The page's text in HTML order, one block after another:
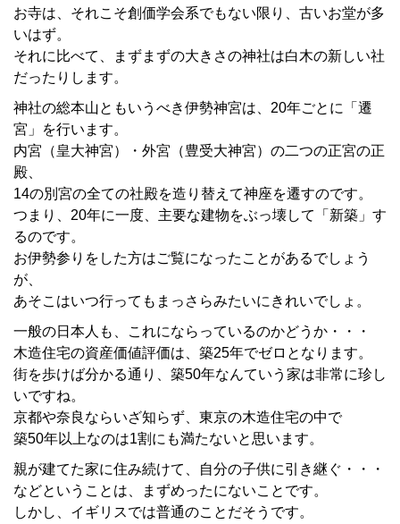
お寺は、それこそ創価学会系でもない限り、古いお堂が多
いはず。
それに比べて、まずまずの大きさの神社は白木の新しい社
だったりします。
神社の総本山ともいうべき伊勢神宮は、20年ごとに「遷
宮」を行います。
内宮（皇大神宮）・外宮（豊受大神宮）の二つの正宮の正
殿、
14の別宮の全ての社殿を造り替えて神座を遷すのです。
つまり、20年に一度、主要な建物をぶっ壊して「新築」す
るのです。
お伊勢参りをした方はご覧になったことがあるでしょう
が、
あそこはいつ行ってもまっさらみたいにきれいでしょ。
一般の日本人も、これにならっているのかどうか・・・
木造住宅の資産価値評価は、築25年でゼロとなります。
街を歩けば分かる通り、築50年なんていう家は非常に珍し
いですね。
京都や奈良ならいざ知らず、東京の木造住宅の中で
築50年以上なのは1割にも満たないと思います。
親が建てた家に住み続けて、自分の子供に引き継ぐ・・・
などということは、まずめったにないことです。
しかし、イギリスでは普通のことだそうです。